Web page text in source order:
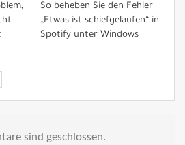
So beheben Sie den Fehler
„Etwas ist schiefgelaufen“ in
Spotify unter Windows
sind geschlossen.